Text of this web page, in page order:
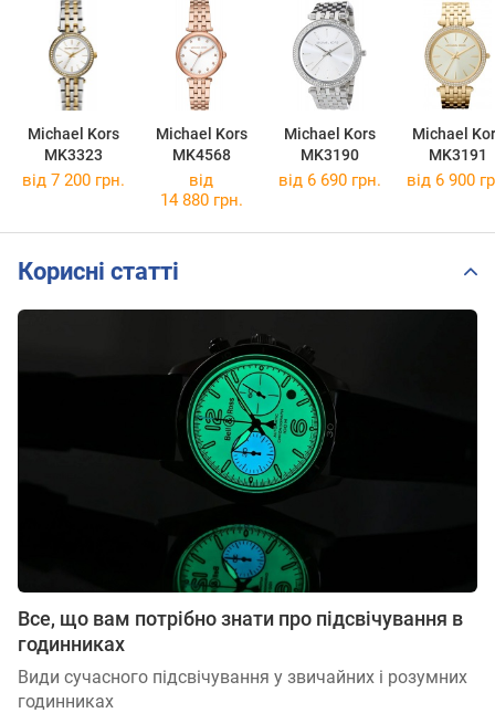
Michael Kors
MK3323
Michael Kors
MK4568
Michael Kors
MK3190
Michael
MK3191
від 7 200 грн.
від
14 880 грн.
від 6 690 грн. від 6 900
Корисні статті
Все, що вам потрібно знати про підсвічування в
годинниках
Види сучасного підсвічування у звичайних і розумних
годинниках